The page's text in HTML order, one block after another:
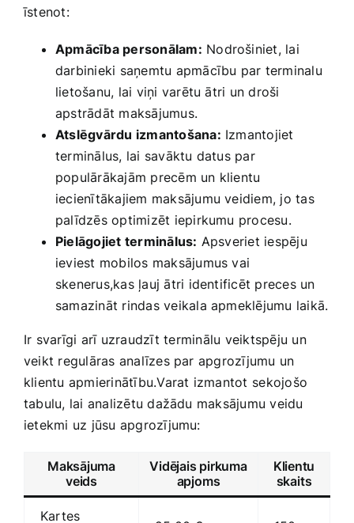
īstenot:
Apmācība personālam: Nodrošiniet, lai
darbinieki saņemtu apmācību par terminalu
lietošanu, lai viņi varētu ātri ‍un droši
apstrādāt maksājumus.
Atslēgvārdu izmantošana: Izmantojiet
terminālus, lai savāktu datus ‌par
populārākajām precēm un klientu
iecienītākajiem maksājumu veidiem, jo tas
palīdzēs optimizēt iepirkumu procesu.
Pielāgojiet terminālus: Apsveriet iespēju
ieviest mobilos maksājumus vai
skenerus,kas ļauj ātri​ identificēt preces un
samazināt rindas veikala apmeklējumu laikā.
Ir svarīgi arī uzraudzīt⁢ terminālu veiktspēju un
veikt regulāras analīzes par​ apgrozījumu un
klientu apmierinātību.Varat izmantot⁢ sekojošo
tabulu, lai analizētu dažādu maksājumu veidu
ietekmi uz jūsu apgrozījumu:
Maksājuma
veids
Vidējais pirkuma
apjoms
Klientu
skaits
Kartes